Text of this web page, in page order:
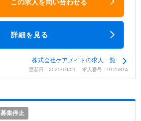
この求人を問い合わせる
詳細を見る
株式会社ケアメイトの求人一覧
更新日：2025/10/01 求人番号：9125814
募集停止